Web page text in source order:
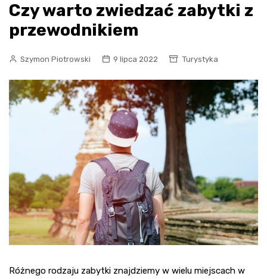
Czy warto zwiedzać zabytki z
przewodnikiem
Szymon Piotrowski 9 lipca 2022 Turystyka
Różnego rodzaju zabytki znajdziemy w wielu miejscach w